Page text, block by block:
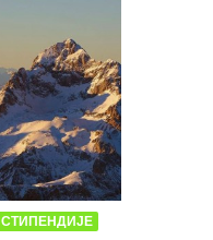
СТИПЕНДИЈЕ